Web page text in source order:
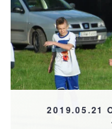
2019.05.21